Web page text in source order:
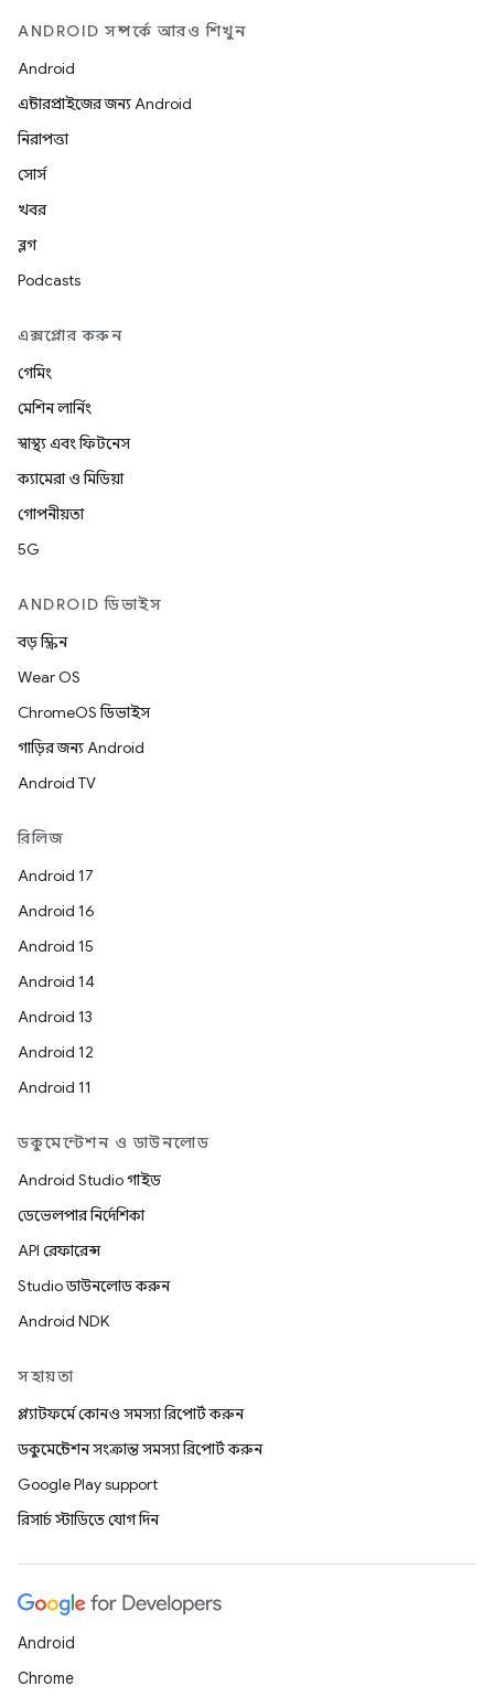
ANDROID সম্পর্কে আরও শিখুন
Android
এন্টারপ্রাইজের জন্য Android
নিরাপত্তা
সোর্স
খবর
ব্লগ
Podcasts
এক্সপ্লোর করুন
গেমিং
মেশিন লার্নিং
স্বাস্থ্য এবং ফিটনেস
ক্যামেরা ও মিডিয়া
গোপনীয়তা
5G
ANDROID ডিভাইস
বড় স্ক্রিন
Wear OS
ChromeOS ডিভাইস
গাড়ির জন্য Android
Android TV
রিলিজ
Android 17
Android 16
Android 15
Android 14
Android 13
Android 12
Android 11
ডকুমেন্টেশন ও ডাউনলোড
Android Studio গাইড
ডেভেলপার নির্দেশিকা
API রেফারেন্স
Studio ডাউনলোড করুন
Android NDK
সহায়তা
প্ল্যাটফর্মে কোনও সমস্যা রিপোর্ট করুন
ডকুমেন্টেশন সংক্রান্ত সমস্যা রিপোর্ট করুন
Google Play support
রিসার্চ স্টাডিতে যোগ দিন
Android
Chrome